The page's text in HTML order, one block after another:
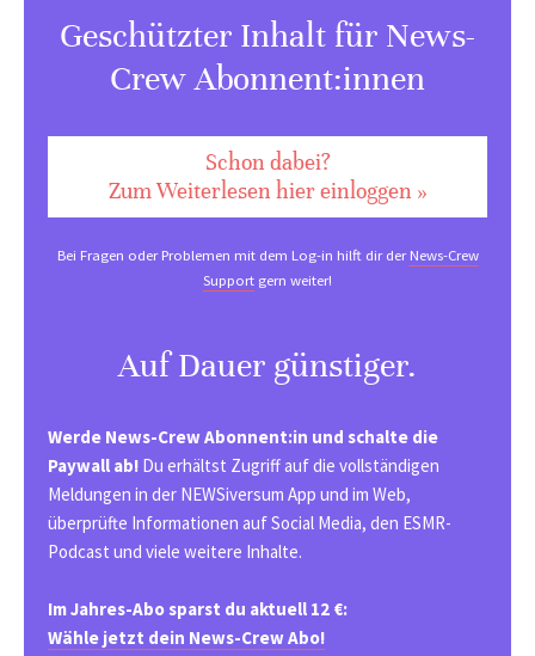
Geschützter Inhalt für News-
Crew Abonnent:innen
Schon dabei?
Zum Weiterlesen hier einloggen »
Bei Fragen oder Problemen mit dem Log-in hilft dir derNews-Crew
Support gern weiter!
Auf Dauer günstiger.
Werde News-Crew Abonnent:in und schalte die
Paywall ab! Du erhältst Zugriff auf die vollständigen
Meldungen in der NEWSiversum App und im Web,
überprüfte Informationen auf Social Media, den ESMR-
Podcast und viele weitere Inhalte.
Im Jahres-Abo sparst du aktuell 12 €:
Wähle jetzt dein News-Crew Abo!